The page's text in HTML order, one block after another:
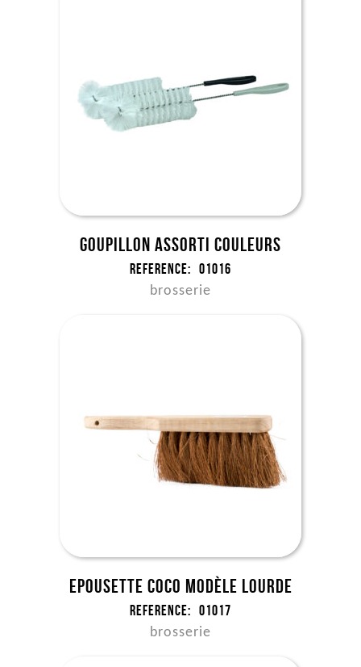
Goupillon assorti couleurs
Reference: 01016
brosserie
Epousette coco modèle lourde
Reference: 01017
brosserie